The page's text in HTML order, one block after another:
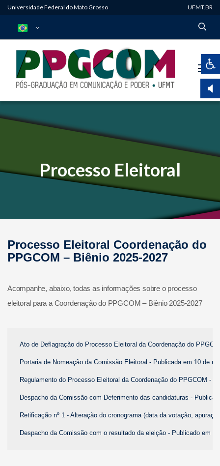
Universidade Federal do Mato Grosso UFMT.BR
Processo Eleitoral
Processo Eleitoral Coordenação do
PPGCOM – Biênio 2025-2027
Acompanhe, abaixo, todas as informações sobre o processo
eleitoral para a Coordenação do PPGCOM – Biênio 2025-2027
Ato de Deflagração do Processo Eleitoral da Coordenação do
Portaria de Nomeação da Comissão Eleitoral - Publicada em 10 de
Regulamento do Processo Eleitoral da Coordenação do PPGCOM -
Despacho da Comissão com Deferimento das candidaturas -
Retificação nº 1 - Alteração do cronograma (data da votação,
Despacho da Comissão com o resultado da eleição - Publicado em